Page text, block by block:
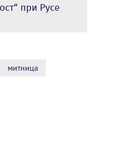
при Русе
митница